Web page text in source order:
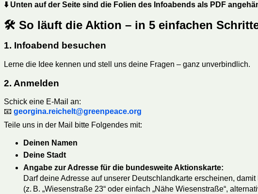
⬇️Unten auf der Seite sind die Folien des Infoabends als PDF
🛠 So läuft die Aktion – in 5 einfachen
1. Infoabend besuchen
Lerne die Idee kennen und stell uns deine Fragen – ganz unverbindlich.
2. Anmelden
Schick eine E-Mail an:
📧 georgina.reichelt@greenpeace.org
Teile uns in der Mail bitte Folgendes mit:
Deinen Namen
Deine Stadt
Angabe zur Adresse für die bundesweite Aktionskarte:
Darf deine Adresse auf unserer Deutschlandkarte erscheinen,
(z. B. „Wiesenstraße 23“ oder einfach „Nähe Wiesenstraße“,